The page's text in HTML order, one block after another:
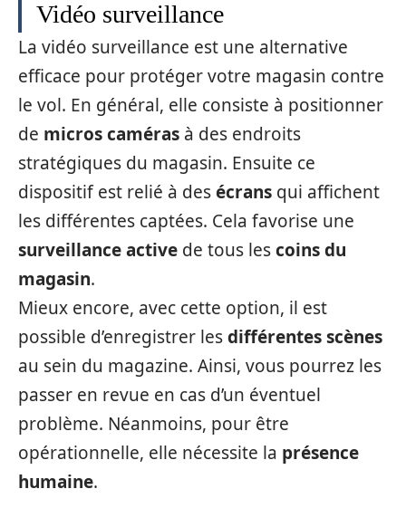
Vidéo surveillance
La vidéo surveillance est une alternative
efficace pour protéger votre magasin contre
le vol. En général, elle consiste à positionner
de micros caméras à des endroits
stratégiques du magasin. Ensuite ce
dispositif est relié à desécrans qui affichent
les différentes captées. Cela favorise une
surveillance active de tous lescoins du
magasin.
Mieux encore, avec cette option, il est
possible d’enregistrer lesdifférentes scènes
au sein du magazine. Ainsi, vous pourrez les
passer en revue en cas d’un éventuel
problème. Néanmoins, pour être
opérationnelle, elle nécessite la présence
humaine.